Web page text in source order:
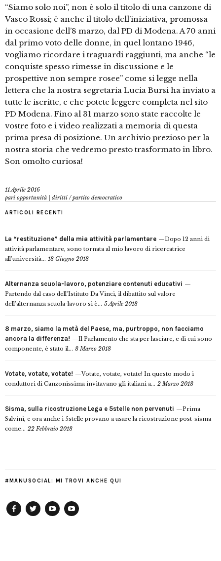
“Siamo solo noi”, non è solo il titolo di una canzone di
Vasco Rossi; è anche il titolo dell’iniziativa, promossa
in occasione dell’8 marzo, dal PD di Modena. A 70 anni
dal primo voto delle donne, in quel lontano 1946,
vogliamo ricordare i traguardi raggiunti, ma anche “le
conquiste spesso rimesse in discussione e le
prospettive non sempre rosee” come si legge nella
lettera che la nostra segretaria Lucia Bursi ha inviato a
tutte le iscritte, e che potete leggere completa nel sito
PD Modena. Fino al 31 marzo sono state raccolte le
vostre foto e i video realizzati a memoria di questa
prima presa di posizione. Un archivio prezioso per la
nostra storia che vedremo presto trasformato in libro.
Son omolto curiosa!
11 Aprile 2016
pari opportunità | diritti /partito democratico
ARTICOLI RECENTI
La “restituzione” della mia attività parlamentare
Dopo 12 anni di
attività parlamentare, sono tornata al mio lavoro di ricercatrice
all’università... 18 Giugno 2018
Alternanza scuola-lavoro, potenziare contenuti educativi
Partendo dal caso dell’Istituto Da Vinci, il dibattito sul valore
dell’alternanza scuola-lavoro si è... 5 Aprile 2018
8 marzo, siamo la metà del Paese, ma, purtroppo, non facciamo
ancora la differenza!
Il Parlamento che sta per lasciare, e di cui sono
componente, è stato il... 8 Marzo 2018
Votate, votate, votate!
Votate, votate, votate! In questo modo i
conduttori di Canzonissima invitavano gli italiani a... 2 Marzo 2018
Sisma, sulla ricostruzione Lega e 5stelle non pervenuti
Prima
Salvini, e ora anche i 5stelle provano a usare la ricostruzione post-sisma
come... 22 Febbraio 2018
#MANUSOCIAL: MI TROVI ANCHE QUI